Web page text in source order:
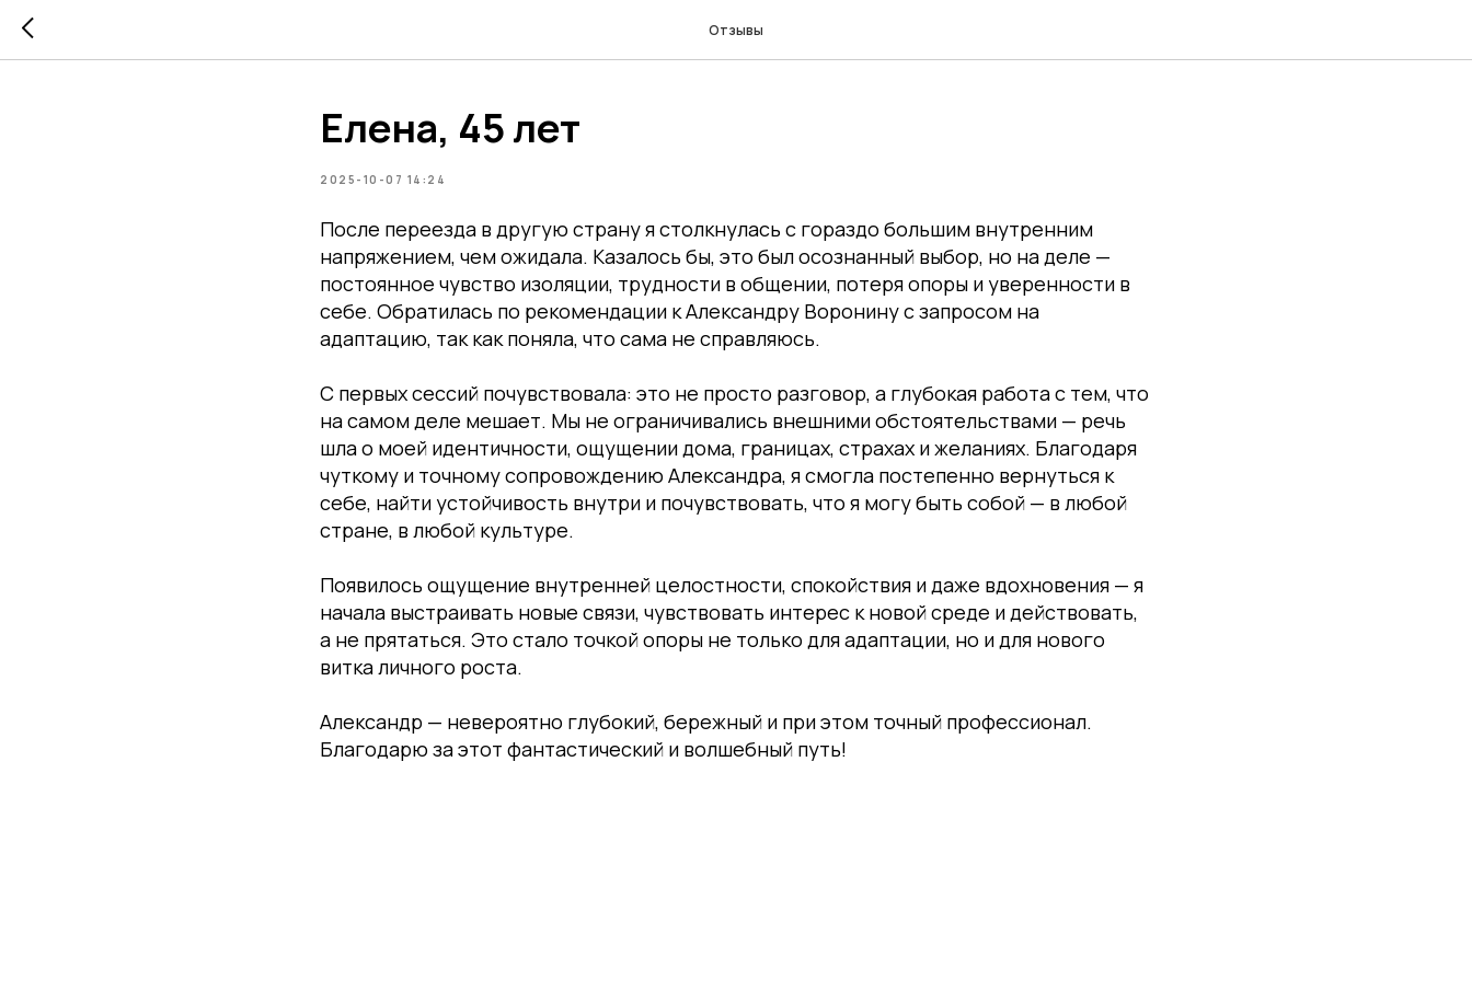
Отзывы
Елена, 45 лет
2025-10-07 14:24
После переезда в другую страну я столкнулась с гораздо большим внутренним
напряжением, чем ожидала. Казалось бы, это был осознанный выбор, но на деле —
постоянное чувство изоляции, трудности в общении, потеря опоры и уверенности в
себе. Обратилась по рекомендации к Александру Воронину с запросом на
адаптацию, так как поняла, что сама не справляюсь.
С первых сессий почувствовала: это не просто разговор, а глубокая работа с тем, что
на самом деле мешает. Мы не ограничивались внешними обстоятельствами — речь
шла о моей идентичности, ощущении дома, границах, страхах и желаниях. Благодаря
чуткому и точному сопровождению Александра, я смогла постепенно вернуться к
себе, найти устойчивость внутри и почувствовать, что я могу быть собой — в любой
стране, в любой культуре.
Появилось ощущение внутренней целостности, спокойствия и даже вдохновения — я
начала выстраивать новые связи, чувствовать интерес к новой среде и действовать,
а не прятаться. Это стало точкой опоры не только для адаптации, но и для нового
витка личного роста.
Александр — невероятно глубокий, бережный и при этом точный профессионал.
Благодарю за этот фантастический и волшебный путь!